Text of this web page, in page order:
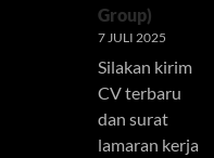
Group)
7 JULI 2025
Silakan kirim
CV terbaru
dan surat
lamaran kerja